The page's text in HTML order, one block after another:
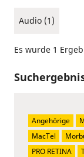
Audio (1)
Es wurde 1
Angehörige
MacTel
PRO RETINA